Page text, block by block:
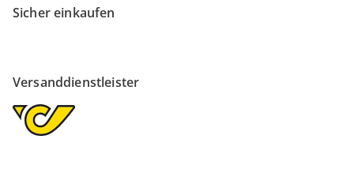
Sicher einkaufen
Versanddienstleister